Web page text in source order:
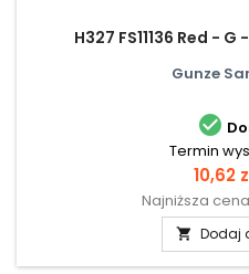
H327 FS11136 Red -
Gunze

Termin
Cena
10,62
Najniższa
 Dodaj